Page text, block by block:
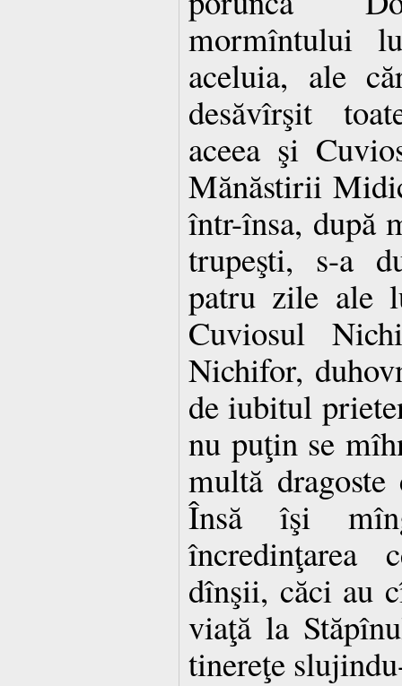
mormîntului
aceluia, ale
desăvîrşit
aceea şi
Mănăstirii
într-însa, după
trupeşti, s-a
patru zile ale
Cuviosul
Nichifor,
de iubitul
nu puţin se
multă
Însă îşi
încredinţarea
dînşii, căci au
viaţă la
tinereţe